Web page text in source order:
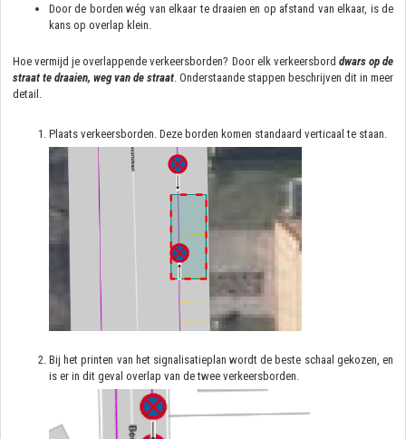
Door de borden wég van elkaar te draaien en op afstand van elkaar, is de
kans op overlap klein.
Hoe vermijd je overlappende verkeersborden? Door elk verkeersbord dwars op de
straat te draaien, weg van de straat . Onderstaande stappen beschrijven dit in meer
detail.
Plaats verkeersborden. Deze borden komen standaard verticaal te staan.
Bij het printen van het signalisatieplan wordt de beste schaal gekozen, en
is er in dit geval overlap van de twee verkeersborden.